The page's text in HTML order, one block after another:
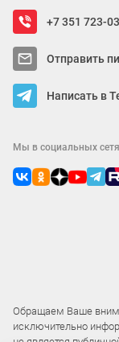
+7 351 723-
Отправить
Написать в
Мы в социальных
Обращаем Ваше
исключительно